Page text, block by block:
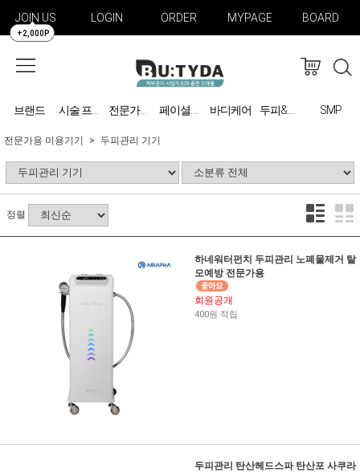
JOIN US
+2,000P
LOGIN ORDER MYPAGE BOARD
브랜드 시술 프로그램 전문가용 미용기기 페이셜케어 바디케어 두피&탈모 관리 SMP
전문가용 미용기기 두피관리 기기
정렬
하네워터펀치 두피관리 노폐물제거 탈
모예방 전문가용
회원공개
400원 적립
두피관리 탄산헤드스파 탄산포 사쿠라